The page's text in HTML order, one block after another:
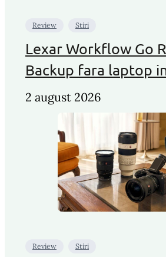
Review Stiri
Lexar Workflow Go
Backup fara laptop
2 august 2026
Review Stiri